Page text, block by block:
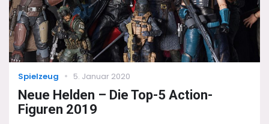
Categories
Spielzeug
Posted
5. Januar 2020
Neue Helden – Die Top-5 Action-
Figuren 2019